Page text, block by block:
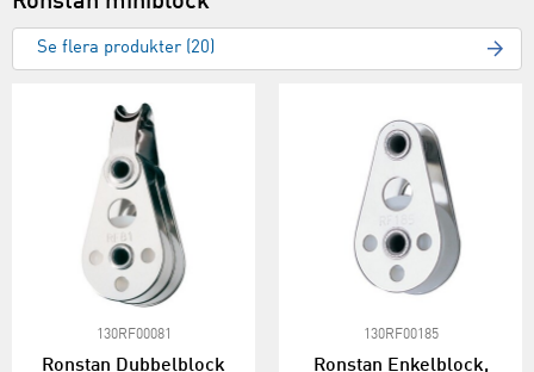
Se flera produkter (20)
130RF00081
Ronstan Dubbelblock
130RF00185
Ronstan Enkelblock,